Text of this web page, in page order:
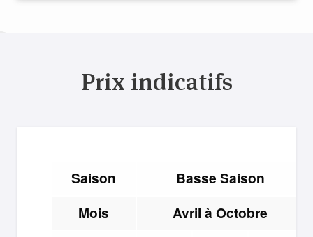
Prix indicatifs
Saison
Basse Saison
Mois
Avril à Octobre